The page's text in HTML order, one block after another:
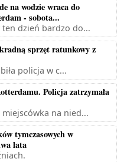
na wodzie wraca do
- sobota...
dzień bardzo do...
sprzęt ratunkowy z
policja w c...
Policja zatrzymała
na nied...
tymczasowych w
lata